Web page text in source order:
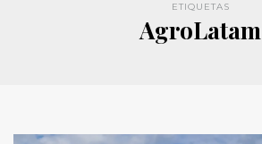
ETIQUETAS
AgroLatam